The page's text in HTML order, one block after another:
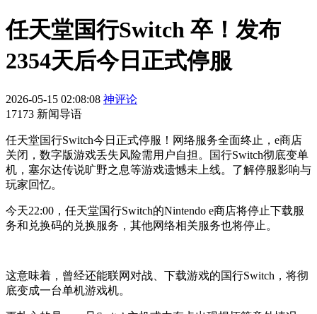
任天堂国行Switch 卒！发布
2354天后今日正式停服
2026-05-15 02:08:08 神评论
17173 新闻导语
任天堂国行Switch今日正式停服！网络服务全面终止，e商店
关闭，数字版游戏丢失风险需用户自担。国行Switch彻底变单
机，塞尔达传说旷野之息等游戏遗憾未上线。了解停服影响与
玩家回忆。
今天22:00，任天堂国行Switch的Nintendo e商店将停止下载服
务和兑换码的兑换服务，其他网络相关服务也将停止。
这意味着，曾经还能联网对战、下载游戏的国行Switch，将彻
底变成一台单机游戏机。